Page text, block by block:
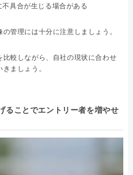
具合が生じる場合がある
管理には十分に注意しましょう。
比較しながら、自社の現状に合わせ
ましょう。
ることでエントリー者を増やせ